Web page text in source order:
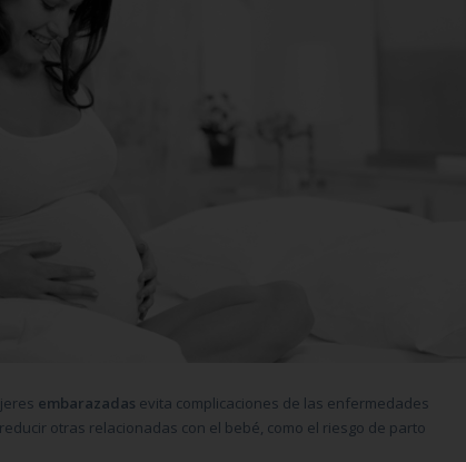
embarazadas evita complicaciones de las enfermedades
otras relacionadas con el bebé, como el riesgo de parto